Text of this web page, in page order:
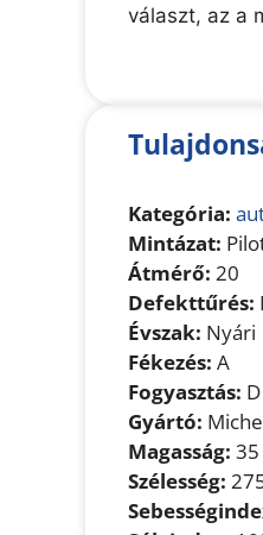
választ, az a
Kategória:
Mintázat:
Átmérő: 20
Defekttűrés:
Évszak: Nyári
Fékezés: A
Fogyasztás: D
Gyártó:
Magasság: 35
Szélesség: